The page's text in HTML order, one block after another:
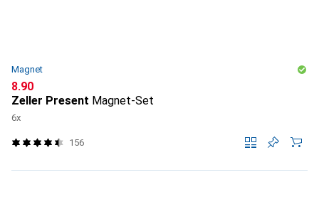
Magnet
CHF
8.90
Zeller Present Magnet-Set
6x
156